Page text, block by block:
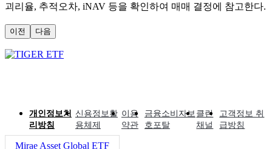
괴리율, 추적오차, iNAV 등을 확인하여 매매 결정에 참고한다.
이전 다음
개인정보처
리방침
신용정보활
용체제
이용
약관
금융소비자보
호포탈
클린
채널
고객정보 취
급방침
Mirae Asset Global ETF